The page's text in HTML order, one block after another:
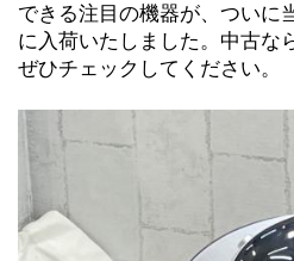
できる注目の機器が、ついに
に入荷いたしました。中古な
ぜひチェックしてください。